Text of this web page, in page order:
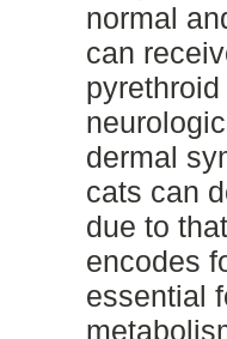
normal
can
dermal
cats can
due to
encodes
essential